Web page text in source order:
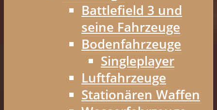
Battlefield 3 und
seine Fahrzeuge
Bodenfahrzeuge
Singleplayer
Luftfahrzeuge
Stationären Waffen